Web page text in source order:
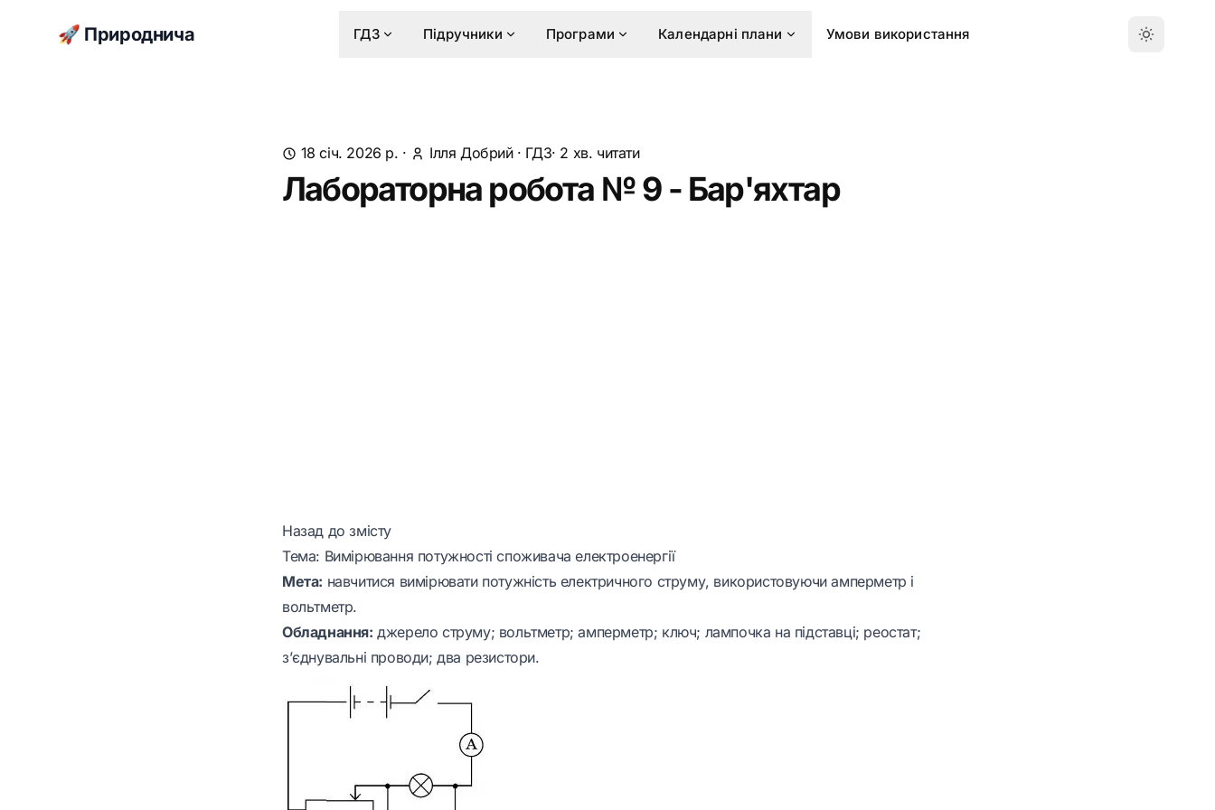
🚀 Природнича ГДЗ Підручники Програми Календарні плани Умови використання
18 січ. 2026 р. · Ілля Добрий· ГДЗ· 2 хв. читати
Лабораторна робота № 9 - Бар'яхтар
Назад до змісту
Тема: Вимірювання потужності споживача електроенергії
Мета: навчитися вимірювати потужність електричного струму, використовуючи амперметр і
вольтметр.
Обладнання: джерело струму; вольтметр; амперметр; ключ; лампочка на підставці; реостат;
з’єднувальні проводи; два резистори.